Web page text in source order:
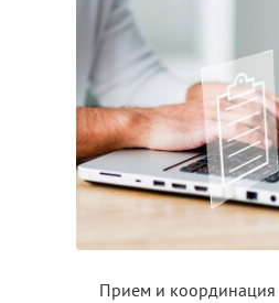
Прием и координация